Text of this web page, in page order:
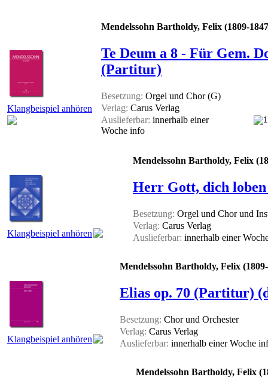
Klangbeispiel anhören
Mendelssohn Bartholdy, Felix (1809-
Te Deum a 8 - Für Gem.
(Partitur)
Besetzung: Orgel und Chor (G)
Verlag: Carus Verlag
Auslieferbar: innerhalb einer
Woche info
Klangbeispiel anhören
Mendelssohn Bartholdy, Felix
Herr Gott, dich
Besetzung: Orgel und Chor und
Verlag: Carus Verlag
Auslieferbar: innerhalb einer
Klangbeispiel anhören
Mendelssohn Bartholdy, Felix
Elias op. 70 (Partitur)
Besetzung: Chor und Orchester
Verlag: Carus Verlag
Auslieferbar: innerhalb einer Woche
Mendelssohn Bartholdy, Felix